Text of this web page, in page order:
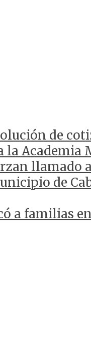
de
Academia
llamado
de
a familias